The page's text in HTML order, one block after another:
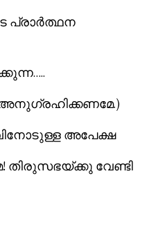
പ്രാര്‍ത്ഥന
അപേക്ഷ
തിരുസഭയ്ക്കു വേണ്ടി